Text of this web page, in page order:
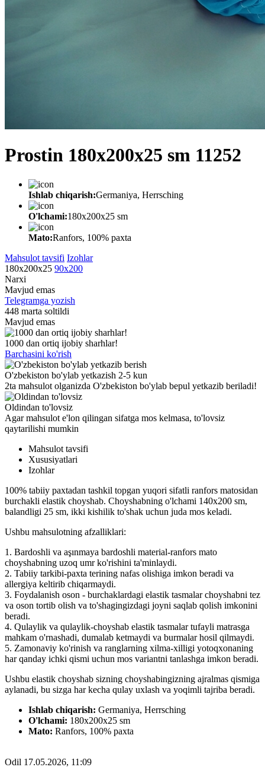
Prostin 180x200x25 sm 11252
Ishlab chiqarish:Germaniya, Herrsching
O'lchami:180x200x25 sm
Mato:Ranfors, 100% paxta
Mahsulot tavsifi Izohlar
180x200x25 90х200
Narxi
Mavjud emas
Telegramga yozish
448 marta soltildi
Mavjud emas
1000 dan ortiq ijobiy sharhlar!
Barchasini ko'rish
O'zbekiston bo'ylab yetkazish 2-5 kun
2ta mahsulot olganizda O'zbekiston bo'ylab bepul yetkazib beriladi!
Oldindan to'lovsiz
Agar mahsulot e'lon qilingan sifatga mos kelmasa, to'lovsiz
qaytarilishi mumkin
Mahsulot tavsifi
Xususiyatlari
Izohlar
100% tabiiy paxtadan tashkil topgan yuqori sifatli ranfors matosidan
burchakli elastik choyshab. Choyshabning o'lchami 140x200 sm,
balandligi 25 sm, ikki kishilik to'shak uchun juda mos keladi.
Ushbu mahsulotning afzalliklari:
1. Bardoshli va aşınmaya bardoshli material-ranfors mato
choyshabning uzoq umr ko'rishini ta'minlaydi.
2. Tabiiy tarkibi-paxta terining nafas olishiga imkon beradi va
allergiya keltirib chiqarmaydi.
3. Foydalanish oson - burchaklardagi elastik tasmalar choyshabni tez
va oson tortib olish va to'shagingizdagi joyni saqlab qolish imkonini
beradi.
4. Qulaylik va qulaylik-choyshab elastik tasmalar tufayli matrasga
mahkam o'rnashadi, dumalab ketmaydi va burmalar hosil qilmaydi.
5. Zamonaviy ko'rinish va ranglarning xilma-xilligi yotoqxonaning
har qanday ichki qismi uchun mos variantni tanlashga imkon beradi.
Ushbu elastik choyshab sizning choyshabingizning ajralmas qismiga
aylanadi, bu sizga har kecha qulay uxlash va yoqimli tajriba beradi.
Ishlab chiqarish: Germaniya, Herrsching
O'lchami: 180x200x25 sm
Mato: Ranfors, 100% paxta
Odil 17.05.2026, 11:09